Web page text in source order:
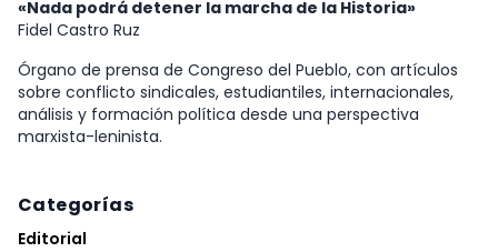
«Nada podrá detener la marcha de la Historia»
Fidel Castro Ruz
Órgano de prensa de Congreso del Pueblo, con artículos
sobre conflicto sindicales, estudiantiles, internacionales,
análisis y formación política desde una perspectiva
marxista-leninista.
Categorías
Editorial